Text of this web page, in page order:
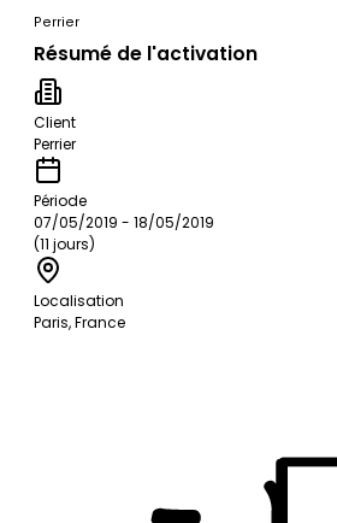
Perrier
Résumé de l'activation
Client
Perrier
Période
07/05/2019 - 18/05/2019
(11 jours)
Localisation
Paris, France